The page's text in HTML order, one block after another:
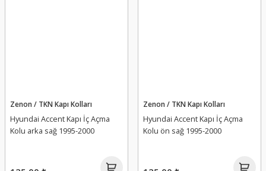
Zenon / TKN Kapı Kolları
Hyundai Accent Kapı İç Açma
Kolu arka sağ 1995-2000
Zenon / TKN Kapı Kolları
Hyundai Accent Kapı İç Açma
Kolu ön sağ 1995-2000